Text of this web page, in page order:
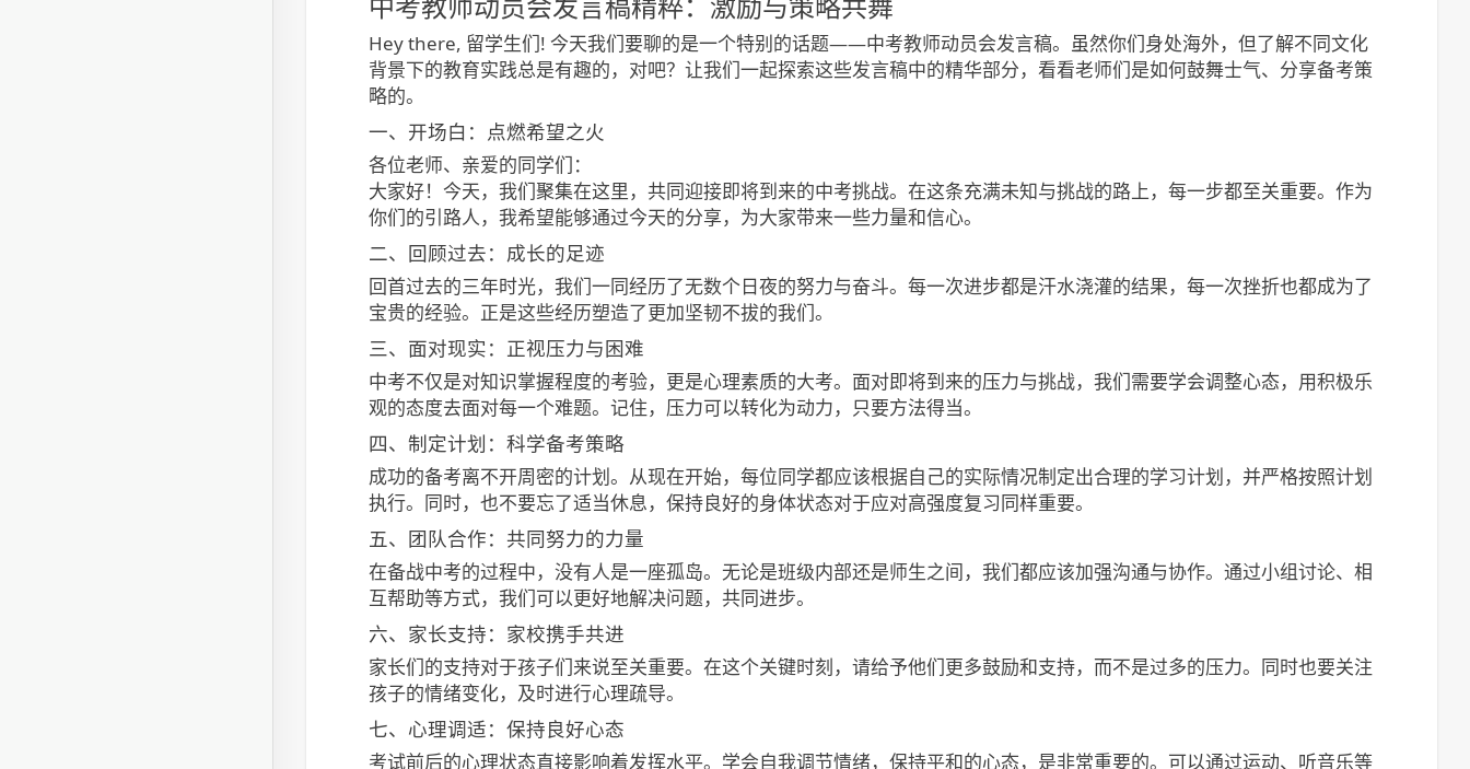
Hey there, 留学生们! 今天我们要聊的是一个特别的话题——中考教师动员会发言稿。虽然你们身处海外，但了解不同文化
背景下的教育实践总是有趣的，对吧？让我们一起探索这些发言稿中的精华部分，看看老师们是如何鼓舞士气、分享备考策
略的。
一、开场白：点燃希望之火
各位老师、亲爱的同学们：
大家好！今天，我们聚集在这里，共同迎接即将到来的中考挑战。在这条充满未知与挑战的路上，每一步都至关重要。作为
你们的引路人，我希望能够通过今天的分享，为大家带来一些力量和信心。
二、回顾过去：成长的足迹
回首过去的三年时光，我们一同经历了无数个日夜的努力与奋斗。每一次进步都是汗水浇灌的结果，每一次挫折也都成为了
宝贵的经验。正是这些经历塑造了更加坚韧不拔的我们。
三、面对现实：正视压力与困难
中考不仅是对知识掌握程度的考验，更是心理素质的大考。面对即将到来的压力与挑战，我们需要学会调整心态，用积极乐
观的态度去面对每一个难题。记住，压力可以转化为动力，只要方法得当。
四、制定计划：科学备考策略
成功的备考离不开周密的计划。从现在开始，每位同学都应该根据自己的实际情况制定出合理的学习计划，并严格按照计划
执行。同时，也不要忘了适当休息，保持良好的身体状态对于应对高强度复习同样重要。
五、团队合作：共同努力的力量
在备战中考的过程中，没有人是一座孤岛。无论是班级内部还是师生之间，我们都应该加强沟通与协作。通过小组讨论、相
互帮助等方式，我们可以更好地解决问题，共同进步。
六、家长支持：家校携手共进
家长们的支持对于孩子们来说至关重要。在这个关键时刻，请给予他们更多鼓励和支持，而不是过多的压力。同时也要关注
孩子的情绪变化，及时进行心理疏导。
七、心理调适：保持良好心态
考试前后的心理状态直接影响着发挥水平。学会自我调节情绪，保持平和的心态，是非常重要的。可以通过运动、听音乐等